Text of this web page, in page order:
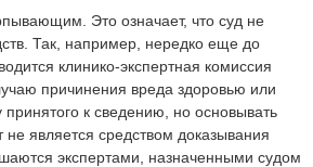
Это означает, что суд не
Так, например, нередко еще до
клинико-экспертная комиссия
причинения вреда здоровью или
к сведению, но основывать
является средством доказывания
экспертами, назначенными судом